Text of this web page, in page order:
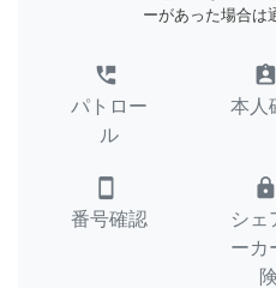
ーがあった場合は
perm_phone_msg
パトロー
ル
assignment_ind
本人
smartphone
番号確認
lock
シェ
ーカ
険